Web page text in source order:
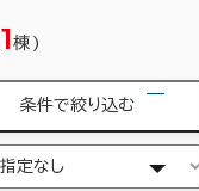
1棟)
条件で絞り込む